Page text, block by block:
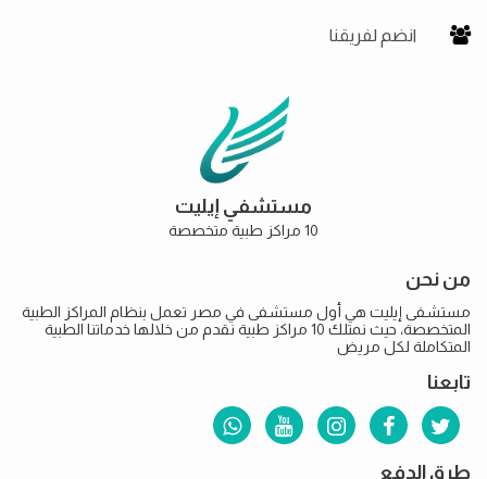
انضم لفريقنا
مستشفي إيليت
10 مراكز طبية متخصصة
من نحن
مستشفى إيليت هي أول مستشفى في مصر تعمل بنظام المراكز الطبية
المتخصصة، حيث نمتلك 10 مراكز طبية نقدم من خلالها خدماتنا الطبية
المتكاملة لكل مريض
تابعنا
طرق الدفع